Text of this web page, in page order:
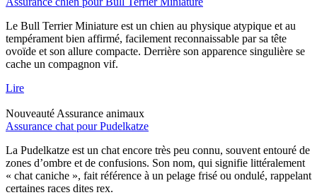
Le Bull Terrier Miniature est un chien au physique atypique et au
tempérament bien affirmé, facilement reconnaissable par sa tête
ovoïde et son allure compacte. Derrière son apparence singulière se
cache un compagnon vif.
Lire
Nouveauté Assurance animaux
Assurance chat pour Pudelkatze
La Pudelkatze est un chat encore très peu connu, souvent entouré de
zones d’ombre et de confusions. Son nom, qui signifie littéralement
« chat caniche », fait référence à un pelage frisé ou ondulé, rappelant
certaines races dites rex.